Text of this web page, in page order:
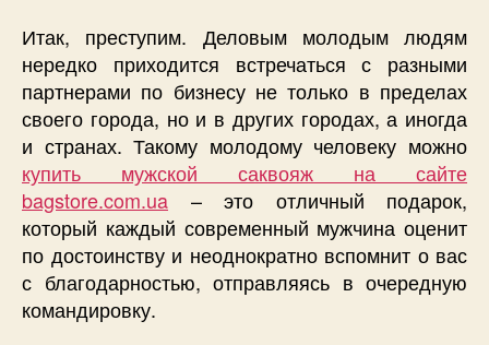
Итак, преступим. Деловым молодым людям
нередко приходится встречаться с разными
партнерами по бизнесу не только в пределах
своего города, но и в других городах, а иногда
и странах. Такому молодому человеку можно
купить мужской саквояж на сайте
bagstore.com.ua – это отличный подарок,
который каждый современный мужчина оценит
по достоинству и неоднократно вспомнит о вас
с благодарностью, отправляясь в очередную
командировку.